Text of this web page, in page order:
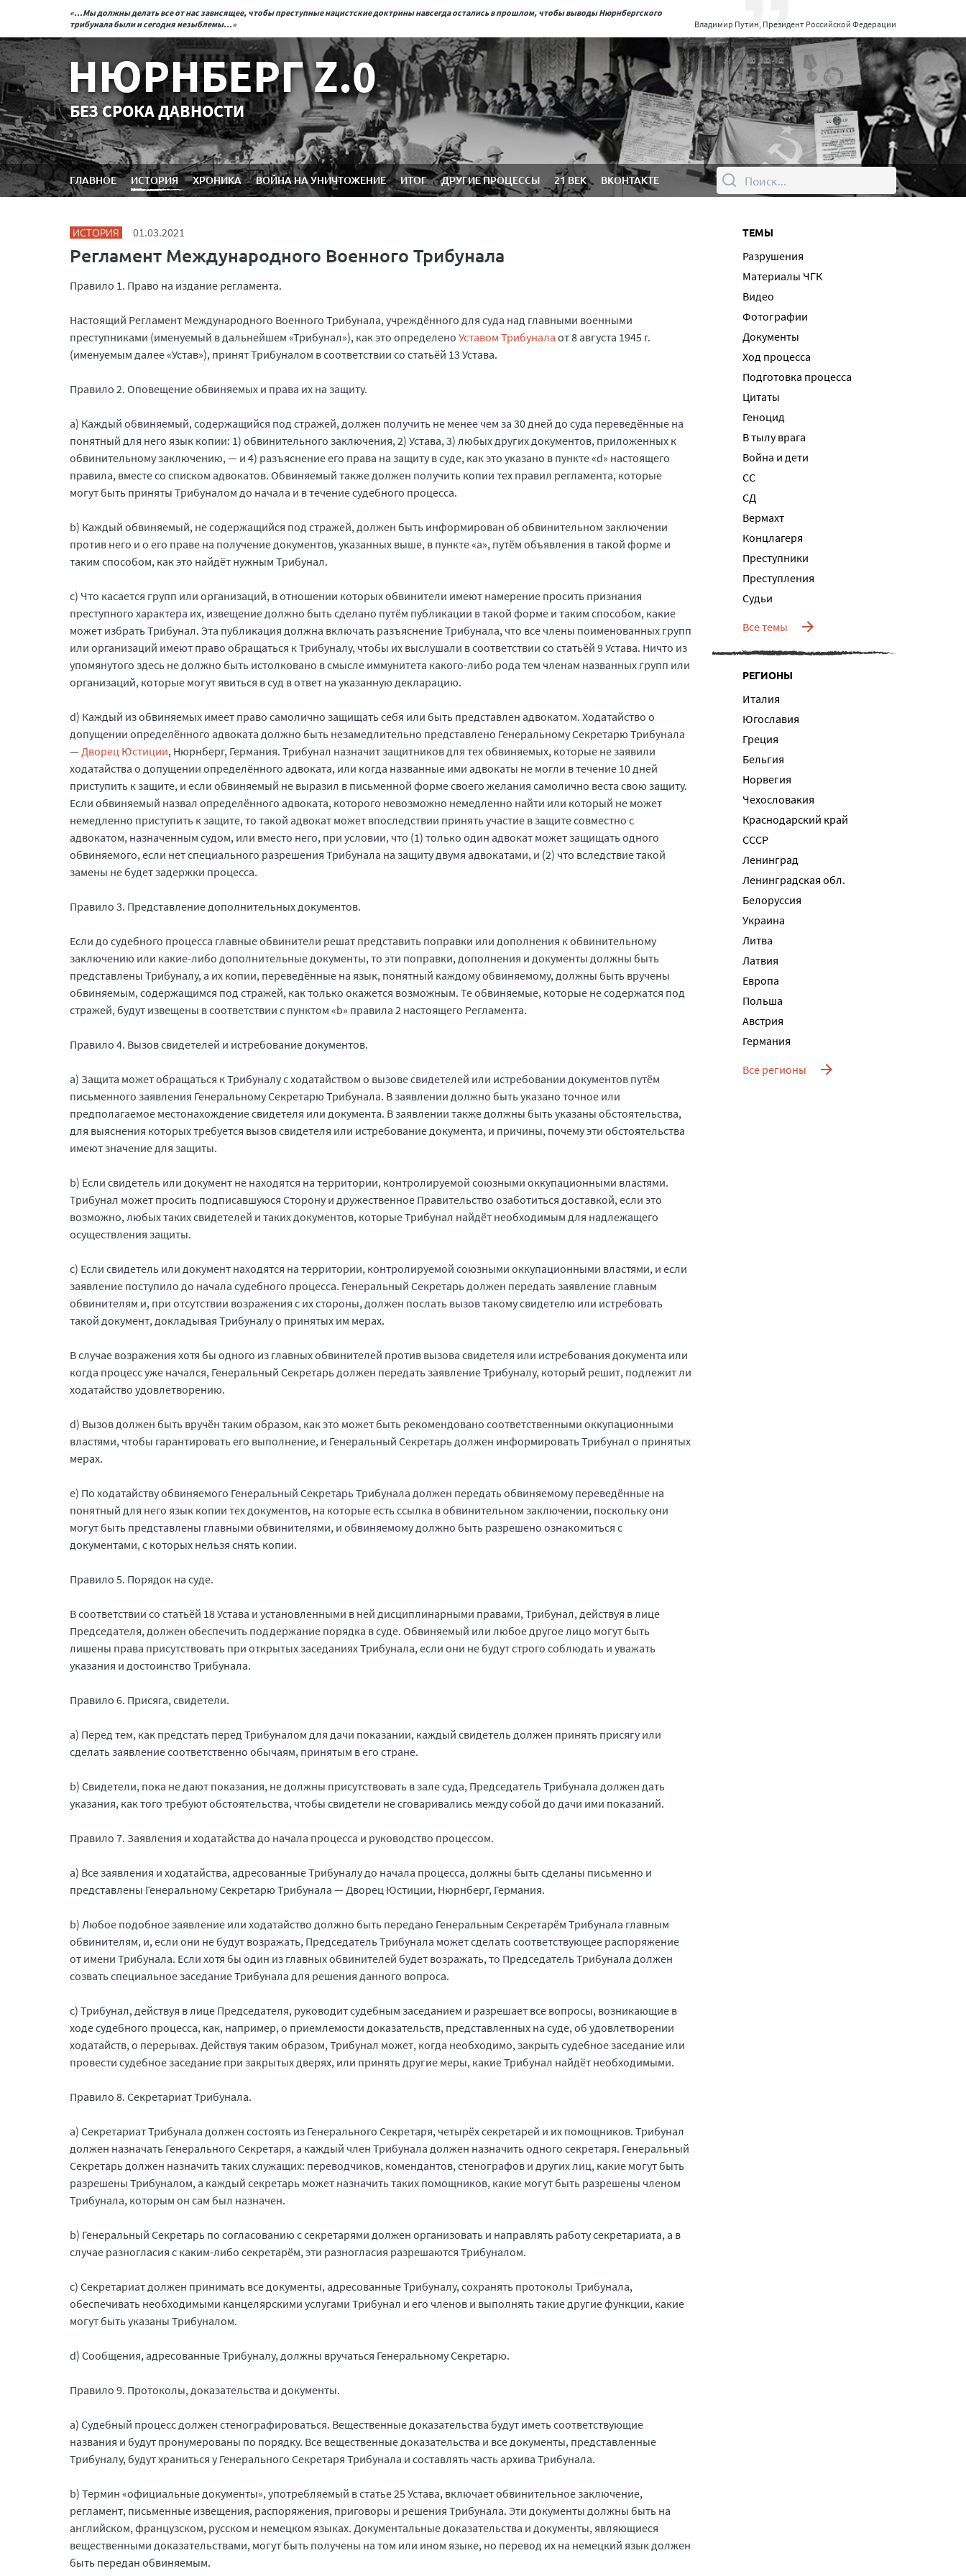
«...Мы должны делать все от нас зависящее, чтобы преступные нацистские доктрины навсегда остались в прошлом, чтобы выводы Нюрнбергского
трибунала были и сегодня незыблемы...»
Владимир Путин, Президент Российской Федерации
НЮРНБЕРГ Z.0
БЕЗ СРОКА ДАВНОСТИ
ГЛАВНОЕ ИСТОРИЯ ХРОНИКА ВОЙНА НА УНИЧТОЖЕНИЕ ИТОГ ДРУГИЕ ПРОЦЕССЫ 21 ВЕК ВКОНТАКТЕ
ИСТОРИЯ 01.03.2021
Регламент Международного Военного Трибунала
Правило 1. Право на издание регламента.
Настоящий Регламент Международного Военного Трибунала, учреждённого для суда над главными военными
преступниками (именуемый в дальнейшем «Трибунал»), как это определено Уставом Трибунала от 8 августа 1945 г.
(именуемым далее «Устав»), принят Трибуналом в соответствии со статьёй 13 Устава.
Правило 2. Оповещение обвиняемых и права их на защиту.
a) Каждый обвиняемый, содержащийся под стражей, должен получить не менее чем за 30 дней до суда переведённые на
понятный для него язык копии: 1) обвинительного заключения, 2) Устава, 3) любых других документов, приложенных к
обвинительному заключению, — и 4) разъяснение его права на защиту в суде, как это указано в пункте «d» настоящего
правила, вместе со списком адвокатов. Обвиняемый также должен получить копии тех правил регламента, которые
могут быть приняты Трибуналом до начала и в течение судебного процесса.
b) Каждый обвиняемый, не содержащийся под стражей, должен быть информирован об обвинительном заключении
против него и о его праве на получение документов, указанных выше, в пункте «а», путём объявления в такой форме и
таким способом, как это найдёт нужным Трибунал.
c) Что касается групп или организаций, в отношении которых обвинители имеют намерение просить признания
преступного характера их, извещение должно быть сделано путём публикации в такой форме и таким способом, какие
может избрать Трибунал. Эта публикация должна включать разъяснение Трибунала, что все члены поименованных групп
или организаций имеют право обращаться к Трибуналу, чтобы их выслушали в соответствии со статьёй 9 Устава. Ничто из
упомянутого здесь не должно быть истолковано в смысле иммунитета какого-либо рода тем членам названных групп или
организаций, которые могут явиться в суд в ответ на указанную декларацию.
d) Каждый из обвиняемых имеет право самолично защищать себя или быть представлен адвокатом. Ходатайство о
допущении определённого адвоката должно быть незамедлительно представлено Генеральному Секретарю Трибунала
—Дворец Юстиции, Нюрнберг, Германия. Трибунал назначит защитников для тех обвиняемых, которые не заявили
ходатайства о допущении определённого адвоката, или когда названные ими адвокаты не могли в течение 10 дней
приступить к защите, и если обвиняемый не выразил в письменной форме своего желания самолично веста свою защиту.
Если обвиняемый назвал определённого адвоката, которого невозможно немедленно найти или который не может
немедленно приступить к защите, то такой адвокат может впоследствии принять участие в защите совместно с
адвокатом, назначенным судом, или вместо него, при условии, что (1) только один адвокат может защищать одного
обвиняемого, если нет специального разрешения Трибунала на защиту двумя адвокатами, и (2) что вследствие такой
замены не будет задержки процесса.
Правило 3. Представление дополнительных документов.
Если до судебного процесса главные обвинители решат представить поправки или дополнения к обвинительному
заключению или какие-либо дополнительные документы, то эти поправки, дополнения и документы должны быть
представлены Трибуналу, а их копии, переведённые на язык, понятный каждому обвиняемому, должны быть вручены
обвиняемым, содержащимся под стражей, как только окажется возможным. Те обвиняемые, которые не содержатся под
стражей, будут извещены в соответствии с пунктом «b» правила 2 настоящего Регламента.
Правило 4. Вызов свидетелей и истребование документов.
a) Защита может обращаться к Трибуналу с ходатайством о вызове свидетелей или истребовании документов путём
письменного заявления Генеральному Секретарю Трибунала. В заявлении должно быть указано точное или
предполагаемое местонахождение свидетеля или документа. В заявлении также должны быть указаны обстоятельства,
для выяснения которых требуется вызов свидетеля или истребование документа, и причины, почему эти обстоятельства
имеют значение для защиты.
b) Если свидетель или документ не находятся на территории, контролируемой союзными оккупационными властями.
Трибунал может просить подписавшуюся Сторону и дружественное Правительство озаботиться доставкой, если это
возможно, любых таких свидетелей и таких документов, которые Трибунал найдёт необходимым для надлежащего
осуществления защиты.
c) Если свидетель или документ находятся на территории, контролируемой союзными оккупационными властями, и если
заявление поступило до начала судебного процесса. Генеральный Секретарь должен передать заявление главным
обвинителям и, при отсутствии возражения с их стороны, должен послать вызов такому свидетелю или истребовать
такой документ, докладывая Трибуналу о принятых им мерах.
В случае возражения хотя бы одного из главных обвинителей против вызова свидетеля или истребования документа или
когда процесс уже начался, Генеральный Секретарь должен передать заявление Трибуналу, который решит, подлежит ли
ходатайство удовлетворению.
d) Вызов должен быть вручён таким образом, как это может быть рекомендовано соответственными оккупационными
властями, чтобы гарантировать его выполнение, и Генеральный Секретарь должен информировать Трибунал о принятых
мерах.
e) По ходатайству обвиняемого Генеральный Секретарь Трибунала должен передать обвиняемому переведённые на
понятный для него язык копии тех документов, на которые есть ссылка в обвинительном заключении, поскольку они
могут быть представлены главными обвинителями, и обвиняемому должно быть разрешено ознакомиться с
документами, с которых нельзя снять копии.
Правило 5. Порядок на суде.
В соответствии со статьёй 18 Устава и установленными в ней дисциплинарными правами, Трибунал, действуя в лице
Председателя, должен обеспечить поддержание порядка в суде. Обвиняемый или любое другое лицо могут быть
лишены права присутствовать при открытых заседаниях Трибунала, если они не будут строго соблюдать и уважать
указания и достоинство Трибунала.
Правило 6. Присяга, свидетели.
a) Перед тем, как предстать перед Трибуналом для дачи показании, каждый свидетель должен принять присягу или
сделать заявление соответственно обычаям, принятым в его стране.
b) Свидетели, пока не дают показания, не должны присутствовать в зале суда, Председатель Трибунала должен дать
указания, как того требуют обстоятельства, чтобы свидетели не сговаривались между собой до дачи ими показаний.
Правило 7. Заявления и ходатайства до начала процесса и руководство процессом.
a) Все заявления и ходатайства, адресованные Трибуналу до начала процесса, должны быть сделаны письменно и
представлены Генеральному Секретарю Трибунала — Дворец Юстиции, Нюрнберг, Германия.
b) Любое подобное заявление или ходатайство должно быть передано Генеральным Секретарём Трибунала главным
обвинителям, и, если они не будут возражать, Председатель Трибунала может сделать соответствующее распоряжение
от имени Трибунала. Если хотя бы один из главных обвинителей будет возражать, то Председатель Трибунала должен
созвать специальное заседание Трибунала для решения данного вопроса.
c) Трибунал, действуя в лице Председателя, руководит судебным заседанием и разрешает все вопросы, возникающие в
ходе судебного процесса, как, например, о приемлемости доказательств, представленных на суде, об удовлетворении
ходатайств, о перерывах. Действуя таким образом, Трибунал может, когда необходимо, закрыть судебное заседание или
провести судебное заседание при закрытых дверях, или принять другие меры, какие Трибунал найдёт необходимыми.
Правило 8. Секретариат Трибунала.
a) Секретариат Трибунала должен состоять из Генерального Секретаря, четырёх секретарей и их помощников. Трибунал
должен назначать Генерального Секретаря, а каждый член Трибунала должен назначить одного секретаря. Генеральный
Секретарь должен назначить таких служащих: переводчиков, комендантов, стенографов и других лиц, какие могут быть
разрешены Трибуналом, а каждый секретарь может назначить таких помощников, какие могут быть разрешены членом
Трибунала, которым он сам был назначен.
b) Генеральный Секретарь по согласованию с секретарями должен организовать и направлять работу секретариата, а в
случае разногласия с каким-либо секретарём, эти разногласия разрешаются Трибуналом.
c) Секретариат должен принимать все документы, адресованные Трибуналу, сохранять протоколы Трибунала,
обеспечивать необходимыми канцелярскими услугами Трибунал и его членов и выполнять такие другие функции, какие
могут быть указаны Трибуналом.
d) Сообщения, адресованные Трибуналу, должны вручаться Генеральному Секретарю.
Правило 9. Протоколы, доказательства и документы.
a) Судебный процесс должен стенографироваться. Вещественные доказательства будут иметь соответствующие
названия и будут пронумерованы по порядку. Все вещественные доказательства и все документы, представленные
Трибуналу, будут храниться у Генерального Секретаря Трибунала и составлять часть архива Трибунала.
b) Термин «официальные документы», употребляемый в статье 25 Устава, включает обвинительное заключение,
регламент, письменные извещения, распоряжения, приговоры и решения Трибунала. Эти документы должны быть на
английском, французском, русском и немецком языках. Документальные доказательства и документы, являющиеся
вещественными доказательствами, могут быть получены на том или ином языке, но перевод их на немецкий язык должен
быть передан обвиняемым.
ТЕМЫ
Разрушения
Материалы ЧГК
Видео
Фотографии
Документы
Ход процесса
Подготовка процесса
Цитаты
Геноцид
В тылу врага
Война и дети
СС
СД
Вермахт
Концлагеря
Преступники
Преступления
Судьи
Все темы
РЕГИОНЫ
Италия
Югославия
Греция
Бельгия
Норвегия
Чехословакия
Краснодарский край
СССР
Ленинград
Ленинградская обл.
Белоруссия
Украина
Литва
Латвия
Европа
Польша
Австрия
Германия
Все регионы